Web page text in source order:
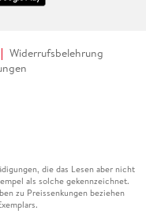
Widerrufsbelehrung
die das Lesen aber nicht
als solche gekennzeichnet.
zu Preissenkungen beziehen